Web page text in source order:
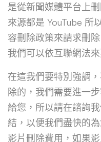
是從新聞媒體平台上
來源都是 YouTube 所
容刪除政策來請求刪
我們可以依互聯網法
在這我們要特別強調
除的，我們需要進一
給您，所以請在諮詢
結，以便我們盡快的
影片刪除費用，如果